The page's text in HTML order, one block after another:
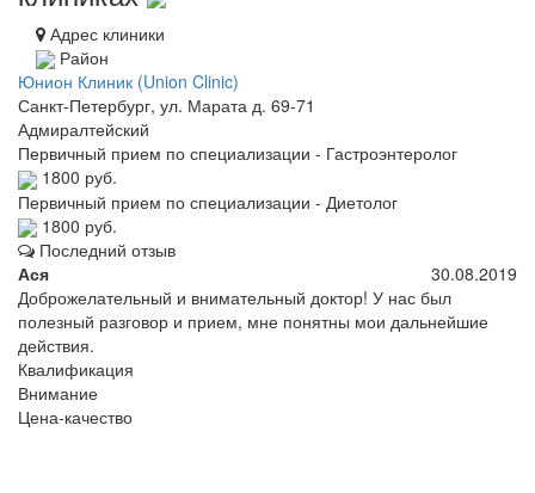
Адрес клиники
Район
Юнион Клиник (Union Clinic)
Санкт-Петербург, ул. Марата д. 69-71
Адмиралтейский
Первичный прием по специализации - Гастроэнтеролог
1800 руб.
Первичный прием по специализации - Диетолог
1800 руб.
Последний отзыв
Ася
30.08.2019
Доброжелательный и внимательный доктор! У нас был
полезный разговор и прием, мне понятны мои дальнейшие
действия.
Квалификация
Внимание
Цена-качество